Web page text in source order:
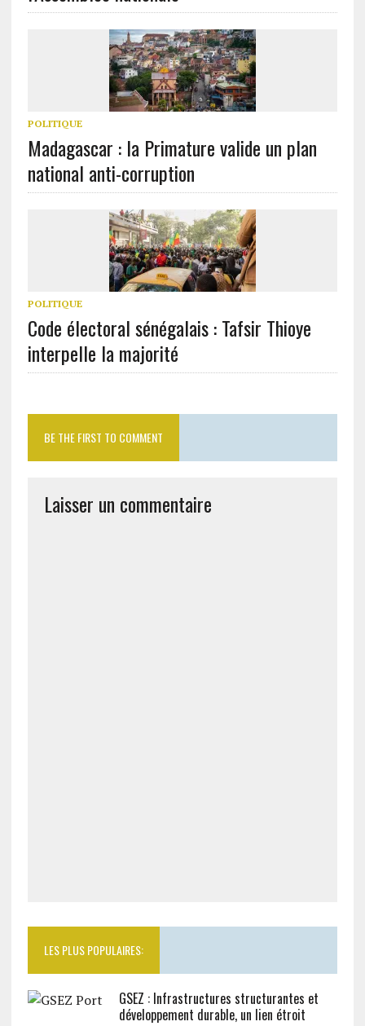
POLITIQUE
Madagascar : la Primature valide un plan
national anti-corruption
POLITIQUE
Code électoral sénégalais : Tafsir Thioye
interpelle la majorité
BE THE FIRST TO COMMENT
Laisser un commentaire
LES PLUS POPULAIRES:
GSEZ : Infrastructures structurantes et
développement durable, un lien étroit